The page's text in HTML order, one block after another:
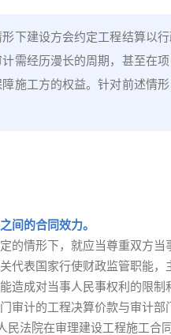
下建设方会约定工程结算以
需经历漫长的周期，甚至在
施工方的权益。针对前述情
间的合同效力。
的情形下，就应当尊重双方当
代表国家行使财政监管职能，
造成对当事人民事权利的限制
审计的工程决算价款与审计部
法院在审理建设工程施工合